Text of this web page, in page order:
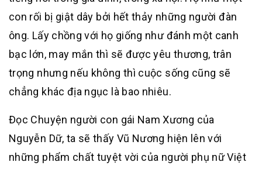
con rối bị giật dây bởi hết thảy những người đàn
ông. Lấy chồng với họ giống như đánh một canh
bạc lớn, may mắn thì sẽ được yêu thương, trân
trọng nhưng nếu không thì cuộc sống cũng sẽ
chẳng khác địa ngục là bao nhiêu.
Đọc Chuyện người con gái Nam Xương của
Nguyễn Dữ, ta sẽ thấy Vũ Nương hiện lên với
những phẩm chất tuyệt vời của người phụ nữ Việt